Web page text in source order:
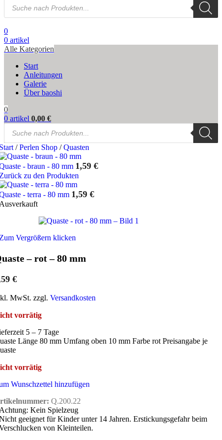
search
0
0 artikel
Alle Kategorien
Start
Anleitungen
Galerie
Über baoshi
0
0 artikel 0,00 €
Products
search
/ Perlen Shop / Quasten
- braun - 80 mm 1,59 €
zu den Produkten
- terra - 80 mm 1,59 €
Vergrößern klicken
– rot – 80 mm
€
MwSt. zzgl. Versandkosten
vorrätig
5 – 7 Tage
Länge 80 mm Umfang oben 10 mm Farbe rot Preisangabe je
vorrätig
Wunschzettel hinzufügen
Q.200.22
Kein Spielzeug
geeignet für Kinder unter 14 Jahren. Erstickungsgefahr beim
von Kleinteilen.